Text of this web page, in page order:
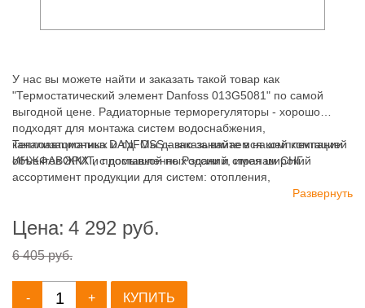
У нас вы можете найти и заказать такой товар как
"Термостатический элемент Danfoss 013G5081" по самой
выгодной цене. Радиаторные терморегуляторы - хорошо
подходят для монтажа систем водоснабжения,
канализационных и т.д. Мы давно занимаемся комплектацией
объектов ЖКХ и промышленных зданий, имея широкий
ассортимент продукции для систем: отопления,
Теплоавтоматика DANFOSS - заказывайте в нашей компании
ИНЖФАВОРИТ, с доставкой по России и странам СНГ.
Развернуть
Цена: 4 292 руб.
6 405 руб.
- + КУПИТЬ